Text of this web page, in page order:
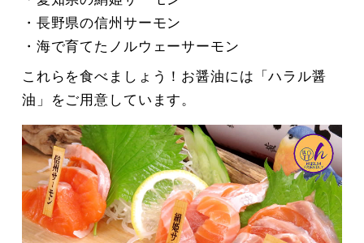
・長野県の信州サーモン
・海で育てたノルウェーサーモン
これらを食べましょう！お醤油には「ハラル醤
油」をご用意しています。